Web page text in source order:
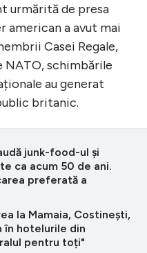
urmărită de presa
american a avut mai
Casei Regale,
NATO, schimbările
au generat
britanic.
junk-food-ul și
ca acum 50 de ani.
preferată a
la Mamaia, Costinești,
în hotelurile din
pentru toți"